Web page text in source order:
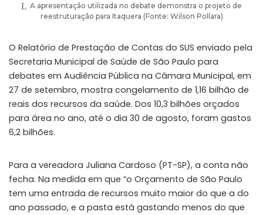
A apresentação utilizada no debate demonstra o projeto de
reestruturação para Itaquera (Fonte: Wilson Pollara)
O Relatório de Prestação de Contas do SUS enviado pela
Secretaria Municipal de Saúde de São Paulo para
debates em Audiência Pública na Câmara Municipal, em
27 de setembro, mostra congelamento de 1,16 bilhão de
reais dos recursos da saúde. Dos 10,3 bilhões orçados
para área no ano, até o dia 30 de agosto, foram gastos
6,2 bilhões.
Para a vereadora Juliana Cardoso (PT-SP), a conta não
fecha. Na medida em que “o Orçamento de São Paulo
tem uma entrada de recursos muito maior do que a do
ano passado, e a pasta está gastando menos do que